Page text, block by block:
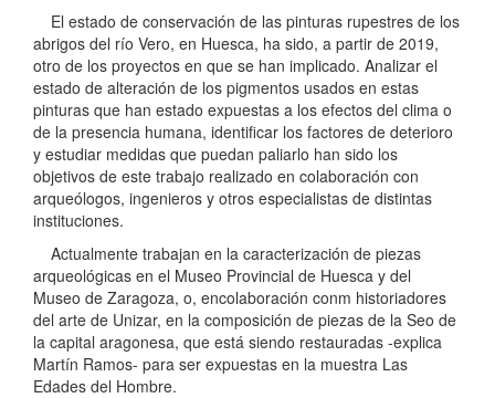
El estado de conservación de las pinturas rupestres de los
abrigos del río Vero, en Huesca, ha sido, a partir de 2019,
otro de los proyectos en que se han implicado. Analizar el
estado de alteración de los pigmentos usados en estas
pinturas que han estado expuestas a los efectos del clima o
de la presencia humana, identificar los factores de deterioro
y estudiar medidas que puedan paliarlo han sido los
objetivos de este trabajo realizado en colaboración con
arqueólogos, ingenieros y otros especialistas de distintas
instituciones.
Actualmente trabajan en la caracterización de piezas
arqueológicas en el Museo Provincial de Huesca y del
Museo de Zaragoza, o, encolaboración conm historiadores
del arte de Unizar, en la composición de piezas de la Seo de
la capital aragonesa, que está siendo restauradas -explica
Martín Ramos- para ser expuestas en la muestra Las
Edades del Hombre.